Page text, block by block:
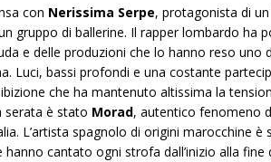
con Nerissima Serpe, protagonista di
gruppo di ballerine. Il rapper lombardo ha
e delle produzioni che lo hanno reso uno
Luci, bassi profondi e una costante
che ha mantenuto altissima la
serata è stato Morad, autentico fenomeno
L’artista spagnolo di origini marocchine
cantato ogni strofa dall’inizio alla fine